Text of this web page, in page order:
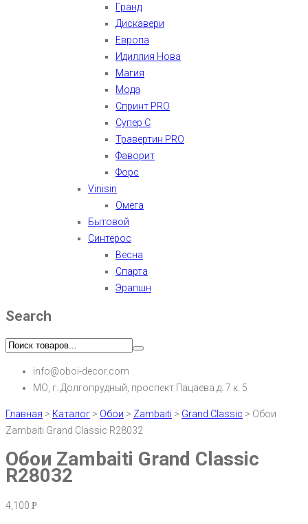
Гранд
Дискавери
Европа
Идиллия Нова
Магия
Мода
Спринт PRO
Супер С
Травертин PRO
Фаворит
Форс
Vinisin
Омега
Бытовой
Синтерос
Весна
Спарта
Эрапшн
Search
info@oboi-decor.com
МО, г. Долгопрудный, проспект Пацаева д. 7 к. 5
Главная > Каталог > Обои > Zambaiti > Grand Classic > Обои
Zambaiti Grand Classic R28032
Обои Zambaiti Grand Classic
R28032
4,100 Р